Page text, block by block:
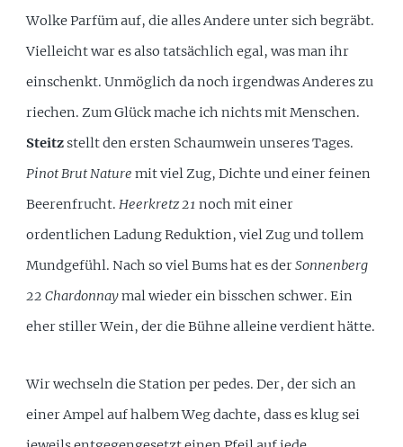
Wolke Parfüm auf, die alles Andere unter sich begräbt.
Vielleicht war es also tatsächlich egal, was man ihr
einschenkt. Unmöglich da noch irgendwas Anderes zu
riechen. Zum Glück mache ich nichts mit Menschen.
Steitzstellt den ersten Schaumwein unseres Tages.
Pinot Brut Nature mit viel Zug, Dichte und einer feinen
Beerenfrucht.Heerkretz 21 noch mit einer
ordentlichen Ladung Reduktion, viel Zug und tollem
Mundgefühl. Nach so viel Bums hat es derSonnenberg
22 Chardonnaymal wieder ein bisschen schwer. Ein
eher stiller Wein, der die Bühne alleine verdient hätte.
Wir wechseln die Station per pedes. Der, der sich an
einer Ampel auf halbem Weg dachte, dass es klug sei